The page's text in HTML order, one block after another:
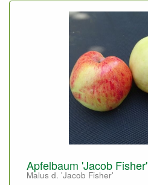
Apfelbaum 'Jacob Fisher'
Malus d. 'Jacob Fisher'